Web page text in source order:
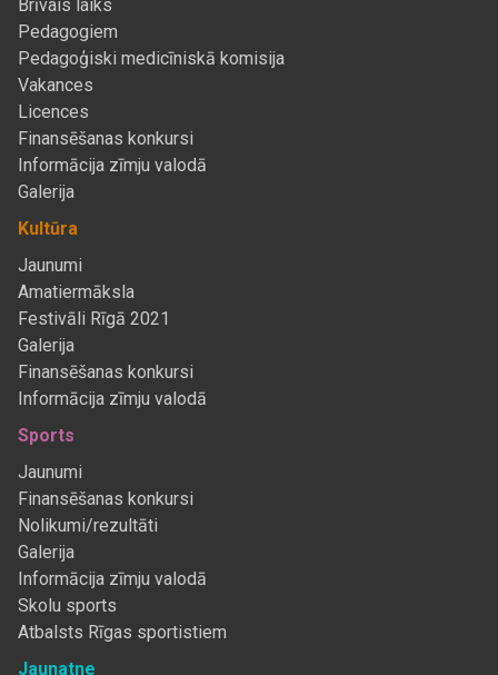
Brīvais laiks
Pedagogiem
Pedagoģiski medicīniskā komisija
Vakances
Licences
Finansēšanas konkursi
Informācija zīmju valodā
Galerija
Kultūra
Jaunumi
Amatiermāksla
Festivāli Rīgā 2021
Galerija
Finansēšanas konkursi
Informācija zīmju valodā
Sports
Jaunumi
Finansēšanas konkursi
Nolikumi/rezultāti
Galerija
Informācija zīmju valodā
Skolu sports
Atbalsts Rīgas sportistiem
Jaunatne